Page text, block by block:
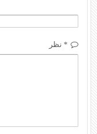
* نظر